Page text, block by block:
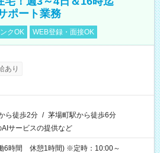
ポート業務
クOK WEB登録・面接OK
あり
ら徒歩2分 / 茅場町駅から徒歩6分
サービスの提供など
6時間 休憩1時間) ※定時：10:00～